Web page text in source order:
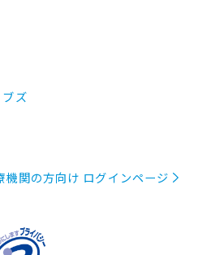
ズ
機関の方向け ログインページ